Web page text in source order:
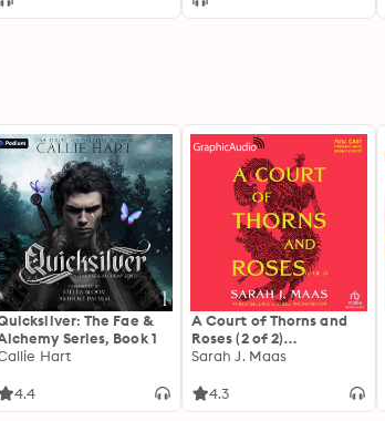
The Fae &
Series, Book 1
Hart
4.4
A Court of Thorns and
Roses (2 of 2)
[Dramatized
Thorns and Roses 1
Sarah J. Maas
4.3